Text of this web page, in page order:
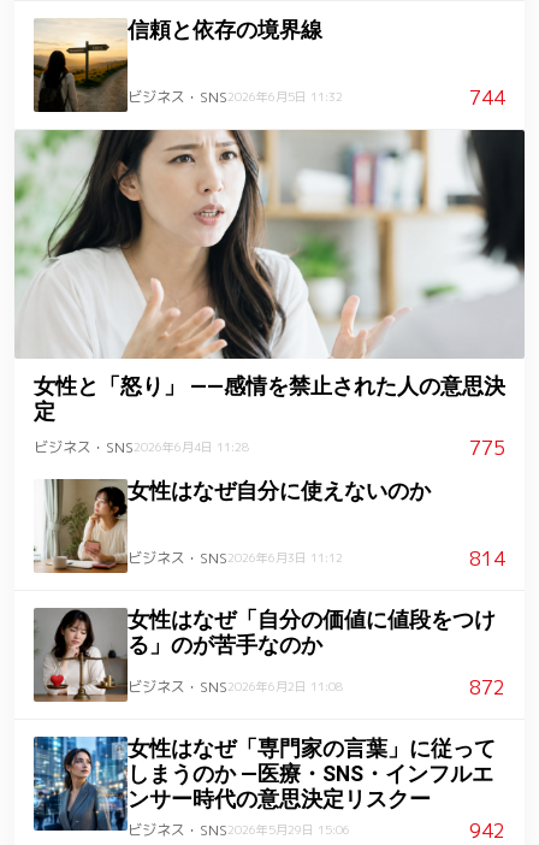
信頼と依存の境界線
ビジネス・SNS2026年6月5日 11:32 744
女性と「怒り」 ――感情を禁止された人の意思決
定
ビジネス・SNS2026年6月4日 11:28 775
女性はなぜ自分に使えないのか
ビジネス・SNS2026年6月3日 11:12 814
女性はなぜ「自分の価値に値段をつけ
る」のが苦手なのか
ビジネス・SNS2026年6月2日 11:08 872
女性はなぜ「専門家の言葉」に従って
しまうのか ―医療・SNS・インフルエ
ンサー時代の意思決定リスクー
ビジネス・SNS2026年5月29日 15:06 942